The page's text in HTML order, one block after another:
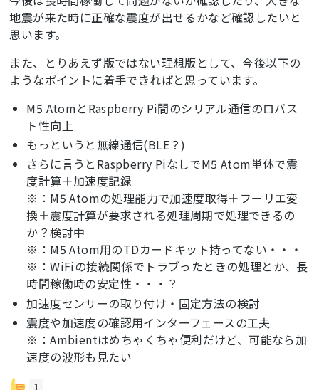
地震が来た時に正確な震度が出せるかなど確認したいと
思います。
また、とりあえず版ではない理想版として、今後以下の
ようなポイントに着手できればと思っています。
M5 AtomとRaspberry Pi間のシリアル通信のロバス
ト性向上
もっというと無線通信(BLE？)
さらに言うとRaspberry PiなしでM5 Atom単体で震
度計算＋加速度記録
※：M5 Atomの処理能力で加速度取得＋フーリエ変
換＋震度計算が要求される処理周期で処理できるの
か？検討中
※：M5 Atom用のTDカードキット持ってない・・・
※：WiFiの接続関係でトラブったときの処理とか、長
時間稼働時の安定性・・・？
加速度センサーの取り付け・固定方法の検討
震度や加速度の確認用インターフェースの工夫
※：Ambientはめちゃくちゃ便利だけど、可能なら加
速度の波形も見たい
1